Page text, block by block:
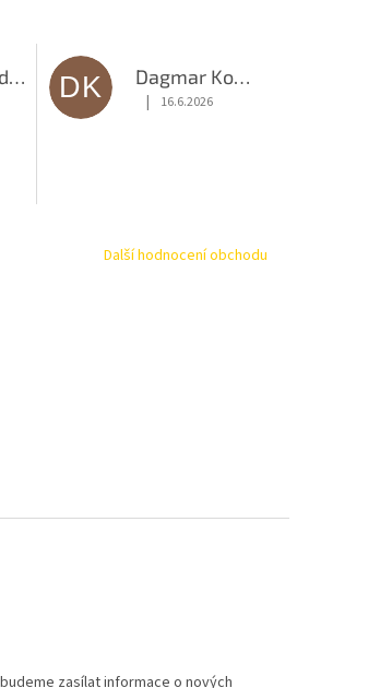
Ivana Chládková
je 5 z 5 hvězdiček.
DK Dagmar Kováčová
Hodnocení obchodu je 5 z 5
| 16.6.2026
Další hodnocení obchodu
zasílat informace o nových